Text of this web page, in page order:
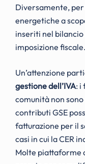
Diversamente,
energetiche a
inseriti nel
imposizione fiscale.
Un’attenzione
gestione dell’IVA: i
comunità non
contributi GSE
fatturazione per il
casi in cui la CER
Molte piattaforme